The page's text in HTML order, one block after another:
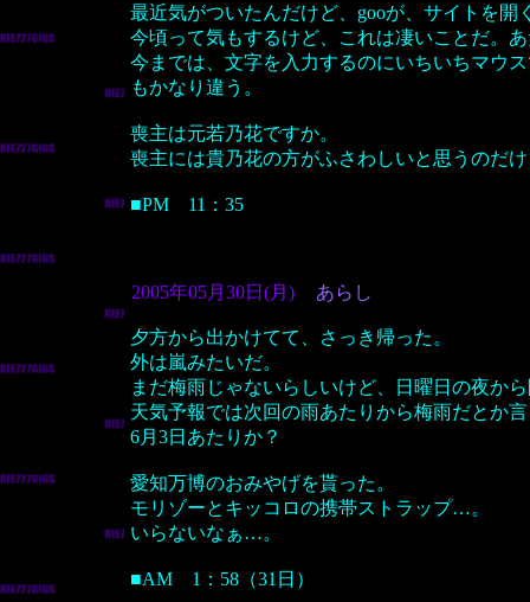
最近気がついたんだけど、gooが、サイトを
今頃って気もするけど、これは凄いことだ。
今までは、文字を入力するのにいちいちマウ
もかなり違う。
喪主は元若乃花ですか。
喪主には貴乃花の方がふさわしいと思うのだ
■PM 11：35
2005年05月30日(月) あらし
夕方から出かけてて、さっき帰った。
外は嵐みたいだ。
まだ梅雨じゃないらしいけど、日曜日の夜か
天気予報では次回の雨あたりから梅雨だとか
6月3日あたりか？
愛知万博のおみやげを貰った。
モリゾーとキッコロの携帯ストラップ…。
いらないなぁ…。
■AM 1：58（31日）